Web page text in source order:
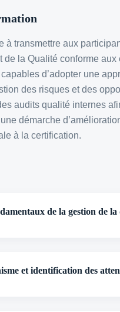
à transmettre aux
la Qualité conforme
d’adopter une
des risques et des
audits qualité internes
démarche
à la certification.
de la gestion de
et identification des